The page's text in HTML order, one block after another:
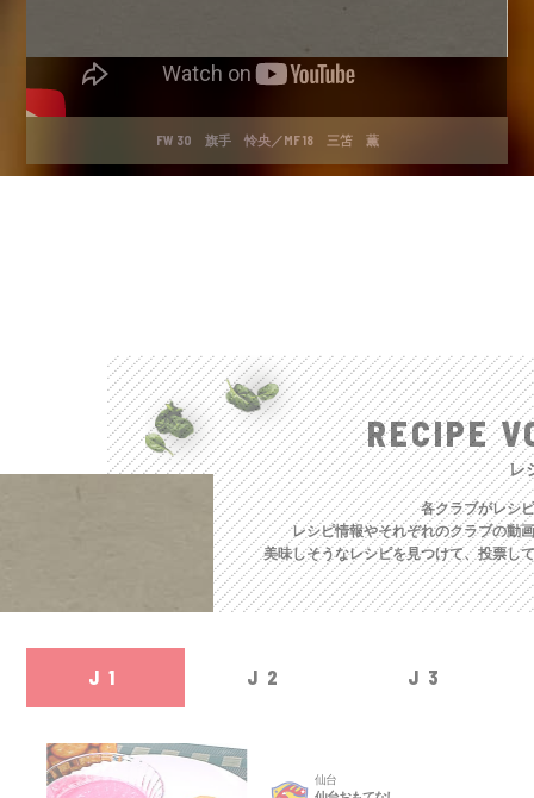
FW 30 旗手 怜央／MF 18 三笘 薫
RECIPE
レ
各クラブがレシ
レシピ情報やそれぞれのクラブの動
美味しそうなレシピを見つけて、投票し
J1 J2 J3
仙台